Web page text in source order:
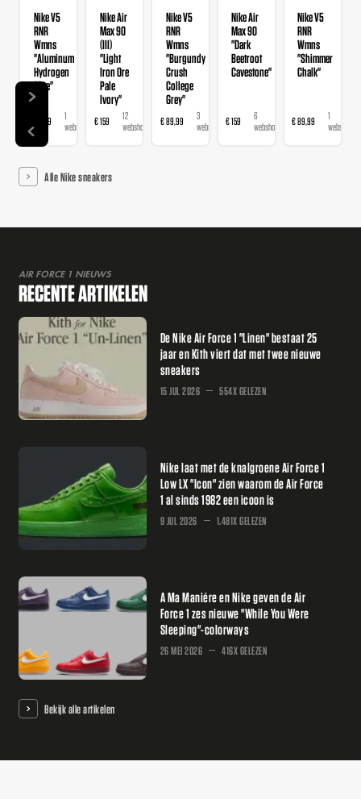
Nike V5
RNR
Wmns
"Aluminum
Hydrogen
Blue"
€ 89,99
1
webshop
Nike Air
Max 90
(III)
"Light
Iron Ore
Pale
Ivory"
€ 159
12
webshops
Nike V5
RNR
Wmns
"Burgundy
Crush
College
Grey"
€ 89,99
3
webshops
Nike Air
Max 90
"Dark
Beetroot
Cavestone"
€ 159
6
webshops
Nike V5
RNR
Wmns
"Shimmer
Chalk"
€ 89,99
1
webshop
Alle Nike sneakers
AIR FORCE 1 NIEUWS
RECENTE ARTIKELEN
De Nike Air Force 1 "Linen" bestaat 25
jaar en Kith viert dat met twee nieuwe
sneakers
15 JUL 2026 554X GELEZEN
Nike laat met de knalgroene Air Force 1
Low LX "Icon" zien waarom de Air Force
1 al sinds 1982 een icoon is
9 JUL 2026 1.481X GELEZEN
A Ma Maniére en Nike geven de Air
Force 1 zes nieuwe "While You Were
Sleeping"-colorways
26 MEI 2026 416X GELEZEN
Bekijk alle artikelen